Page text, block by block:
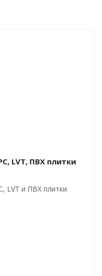
LVT, ПВХ плитки
LVT и ПВХ плитки